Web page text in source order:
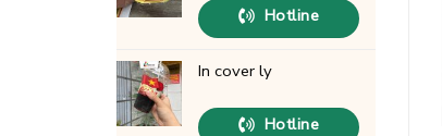
Hotline
In cover ly
Hotline